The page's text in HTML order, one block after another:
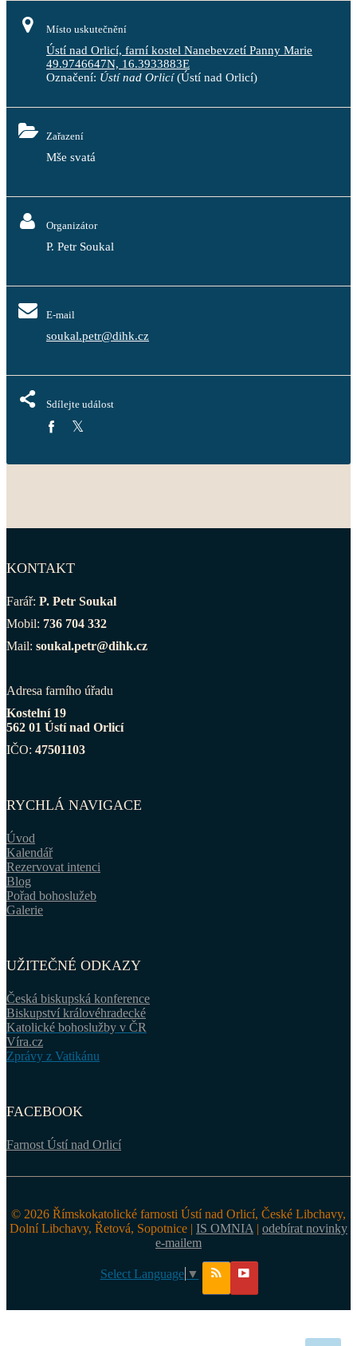
Místo uskutečnění
Ústí nad Orlicí, farní kostel Nanebevzetí Panny Marie
49.9746647N, 16.3933883E
Označení: Ústí nad Orlicí(Ústí nad Orlicí)
Zařazení
Mše svatá
Organizátor
P. Petr Soukal
E-mail
soukal.petr@dihk.cz
Sdílejte událost
KONTAKT
Farář: P. Petr Soukal
Mobil: 736 704 332
Mail: soukal.petr@dihk.cz
Adresa farního úřadu
Kostelní 19
562 01 Ústí nad Orlicí
IČO: 47501103
RYCHLÁ NAVIGACE
Úvod
Kalendář
Rezervovat intenci
Blog
Pořad bohoslužeb
Galerie
UŽITEČNÉ ODKAZY
Česká biskupská konference
Biskupství královéhradecké
Katolické bohoslužby v ČR
Víra.cz
Zprávy z Vatikánu
FACEBOOK
Farnost Ústí nad Orlicí
© 2026 Římskokatolické farnosti Ústí nad Orlicí, České Libchavy,
Dolní Libchavy, Řetová, Sopotnice | IS OMNIA | odebírat novinky
e-mailem
Select Language ▼